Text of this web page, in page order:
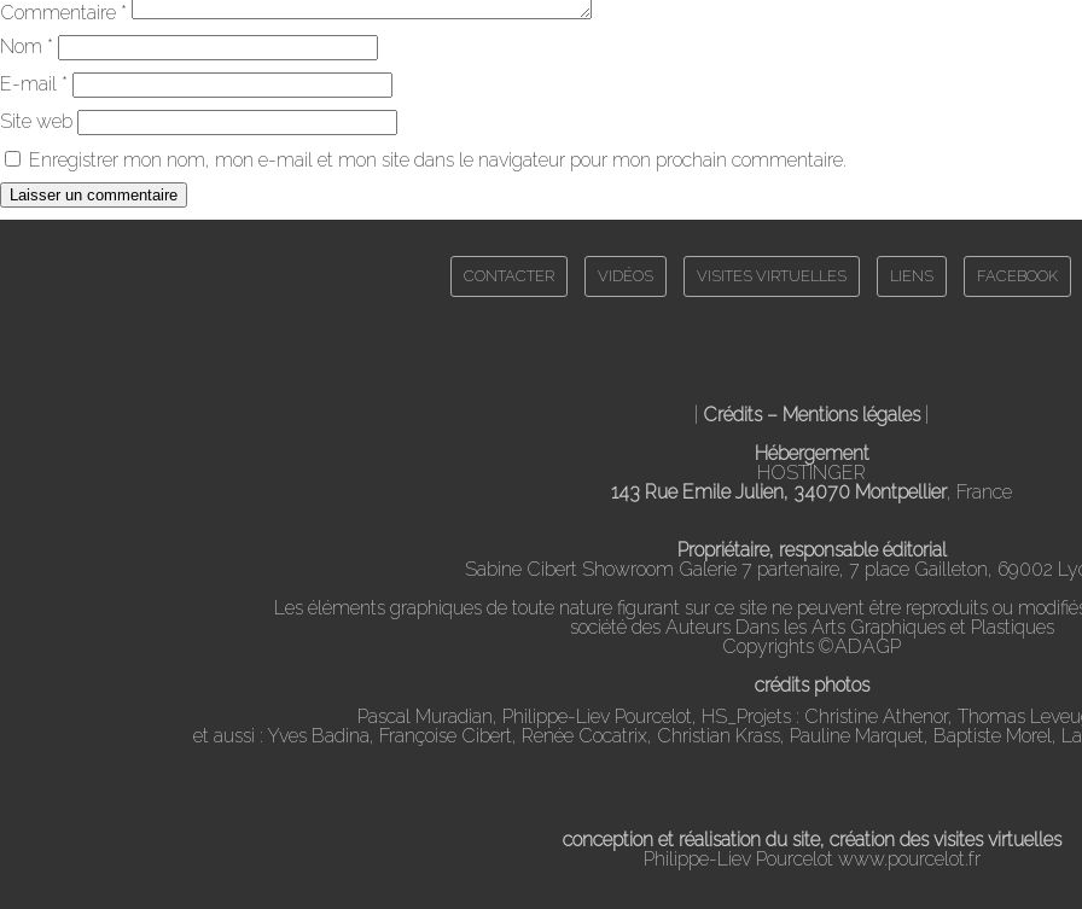
Commentaire *
Nom *
E-mail *
Site web
Enregistrer mon nom, mon e-mail et mon site dans le navigateur pour mon prochain commentaire.
CONTACTER VIDÉOS VISITES VIRTUELLES LIENS FACEBOOK
Crédits – Mentions légales|
Hébergement
HOSTINGER
143 Rue Emile Julien, 34070 Montpellier, France
Propriétaire, responsable éditorial
Sabine Cibert Showroom Galerie 7 partenaire, 7 place Gailleton, 69002
Les éléments graphiques de toute nature figurant sur ce site ne peuvent être reproduits ou
société des Auteurs Dans les Arts Graphiques et Plastiques
Copyrights ©ADAGP
crédits photos
Pascal Muradian, Philippe-Liev Pourcelot, HS_Projets : Christine Athenor, Thomas
et aussi : Yves Badina, Françoise Cibert, Renée Cocatrix, Christian Krass, Pauline Marquet, Baptiste Morel,
conception et réalisation du site, création des visites virtuelles
Philippe-Liev Pourcelot www.pourcelot.fr